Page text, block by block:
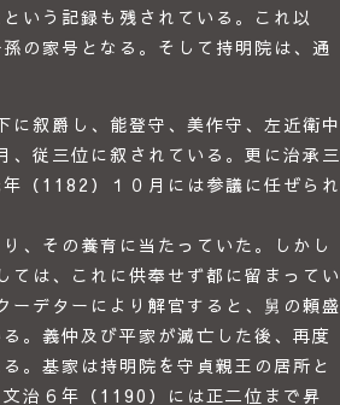
いう記録も残されている。これ以
の家号となる。そして持明院は、通
叙爵し、能登守、美作守、左近衛中
従三位に叙されている。更に治承三
（1182）１０月には参議に任ぜられ
、その養育に当たっていた。しかし
は、これに供奉せず都に留まってい
デターにより解官すると、舅の頼盛
。義仲及び平家が滅亡した後、再度
。基家は持明院を守貞親王の居所と
治６年（1190）には正二位まで昇